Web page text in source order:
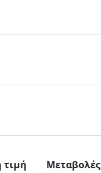
τιμή Μεταβολές